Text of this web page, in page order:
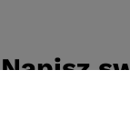
Napisz